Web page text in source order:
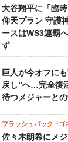
大谷翔平に「臨
仰天プラン 守護
ースはWS3連覇
ず
巨人が今オフに
戻し”へ…完全復
待つメジャーと
フラッシュバック “ゴ
佐々木朗希にメ